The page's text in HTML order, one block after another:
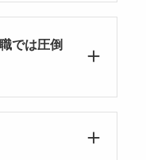
では圧倒